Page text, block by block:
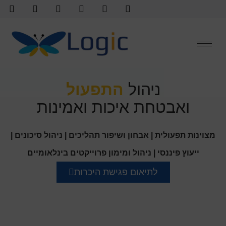
ניהול התפעול
ואבטחת איכות ואמינות
מצוינות תפעולית | אבחון ושיפור תהליכים | ניהול סיכונים |
ייעוץ פיננסי | ניהול ומימון פרוייקטים בינלאומיים
לתיאום פגישת היכרות